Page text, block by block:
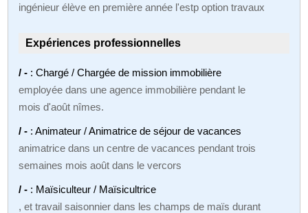
ingénieur élève en première année l'estp option travaux
Expériences professionnelles
/ - : Chargé / Chargée de mission immobilière
employée dans une agence immobilière pendant le
mois d'août nîmes.
/ - : Animateur / Animatrice de séjour de vacances
animatrice dans un centre de vacances pendant trois
semaines mois août dans le vercors
/ - : Maïsiculteur / Maïsicultrice
, et travail saisonnier dans les champs de maïs durant